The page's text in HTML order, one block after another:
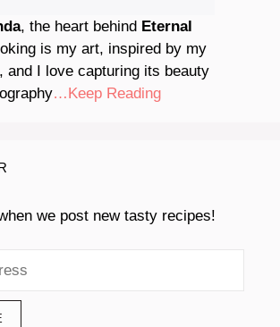
, the heart behind Eternal
is my art, inspired by my
and I love capturing its beauty
…Keep Reading
we post new tasty recipes!